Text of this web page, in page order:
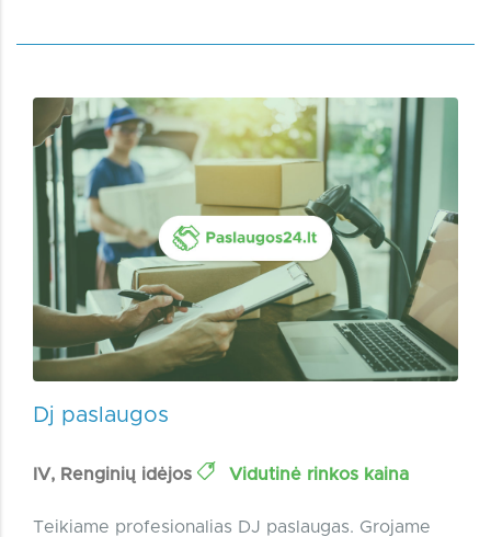
Dj paslaugos
IV, Renginių idėjos Vidutinė rinkos kaina
Teikiame profesionalias DJ paslaugas. Grojame